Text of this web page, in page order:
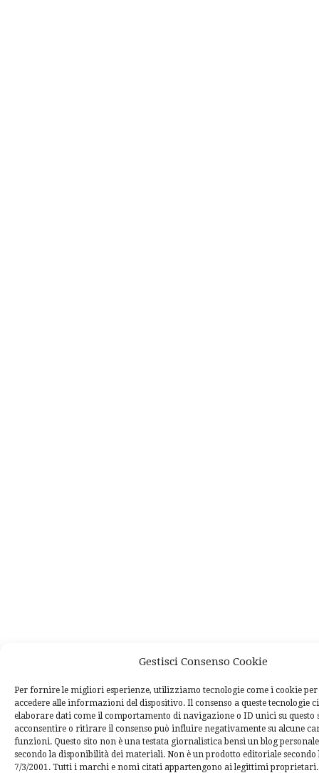
Gestisci Consenso Cookie
Per fornire le migliori esperienze, utilizziamo tecnologie come i cookie
accedere alle informazioni del dispositivo. Il consenso a queste tecnologie
elaborare dati come il comportamento di navigazione o ID unici su questo
acconsentire o ritirare il consenso può influire negativamente su alcune
funzioni. Questo sito non è una testata giornalistica bensì un blog
secondo la disponibilità dei materiali. Non è un prodotto editoriale secondo
7/3/2001. Tutti i marchi e nomi citati appartengono ai legittimi proprietari.